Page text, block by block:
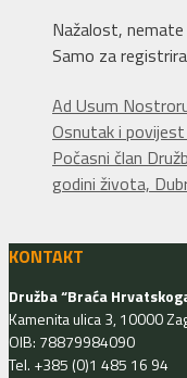
Nažalost,
Samo za
Kategorije
Ad Usum
Osnutak i
Počasni član
godini života,
KONTAKT
Družba “Braća
Kamenita ulica 3, 10000
OIB: 78879984090
Tel. +385 (0)1 485 16 94